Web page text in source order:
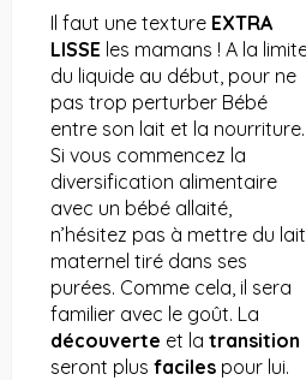
Il faut une texture EXTRA
LISSE les mamans ! A la
du liquide au début, pour ne
pas trop perturber Bébé
entre son lait et la nourriture.
Si vous commencez la
diversification alimentaire
avec un bébé allaité,
n’hésitez pas à mettre du lait
maternel tiré dans ses
purées. Comme cela, il sera
familier avec le goût. La
découverte et la transition
seront plus facilespour lui.